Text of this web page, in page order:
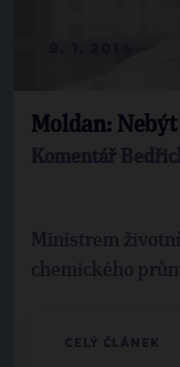
Moldan:
Komentář
Ministrem
chemického
CELÝ ČLÁNEK